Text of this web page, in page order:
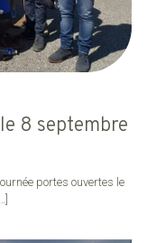
8 septembre
portes ouvertes le
[…]